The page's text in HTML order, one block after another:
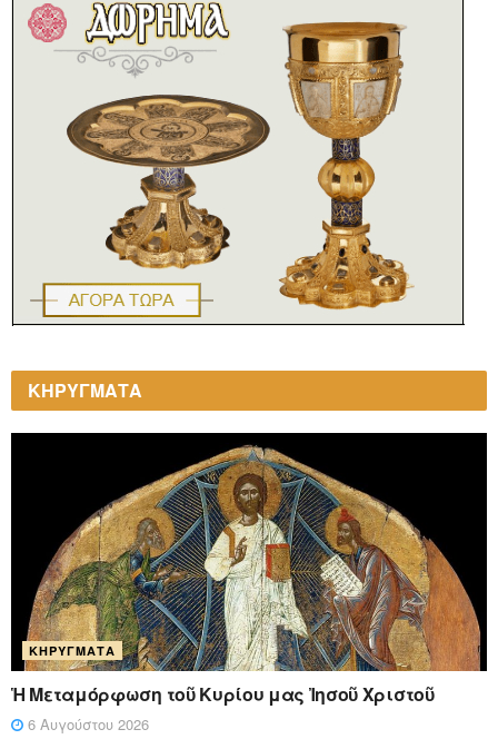
ΚΗΡΥΓΜΑΤΑ
ΚΗΡΎΓΜΑΤΑ
Ἡ Μεταμόρφωση τοῦ Κυρίου μας Ἰησοῦ Χριστοῦ
6 Αυγούστου 2026